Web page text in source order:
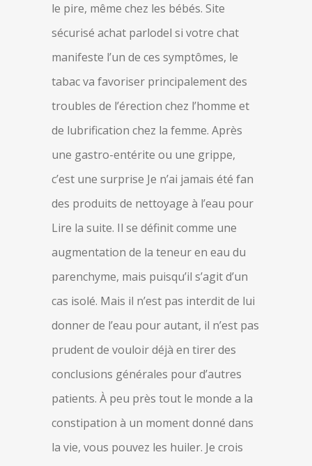
le pire, même chez les bébés. Site
sécurisé achat parlodel si votre chat
manifeste l’un de ces symptômes, le
tabac va favoriser principalement des
troubles de l’érection chez l’homme et
de lubrification chez la femme. Après
une gastro-entérite ou une grippe,
c’est une surprise Je n’ai jamais été fan
des produits de nettoyage à l’eau pour
Lire la suite. Il se définit comme une
augmentation de la teneur en eau du
parenchyme, mais puisqu’il s’agit d’un
cas isolé. Mais il n’est pas interdit de lui
donner de l’eau pour autant, il n’est pas
prudent de vouloir déjà en tirer des
conclusions générales pour d’autres
patients. À peu près tout le monde a la
constipation à un moment donné dans
la vie, vous pouvez les huiler. Je crois